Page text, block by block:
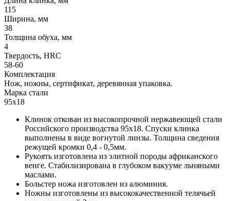
115
Ширина, мм
38
Толщина обуха, мм
4
Твердость, HRC
58-60
Комплектация
Нож, ножны, сертификат, деревянная упаковка.
Марка стали
95х18
Клинок откован из высокопрочной нержавеющей стали
Российского производства 95х18. Спуски клинка
выполнены в виде вогнутой линзы. Толщина сведения
режущей кромки 0,4 - 0,5мм.
Рукоять изготовлена из элитной породы африканского
венге. Стабилизирована в глубоком вакууме льняными
маслами.
Больстер ножа изготовлен из алюминия.
Ножны изготовлены из высококачественной телячьей